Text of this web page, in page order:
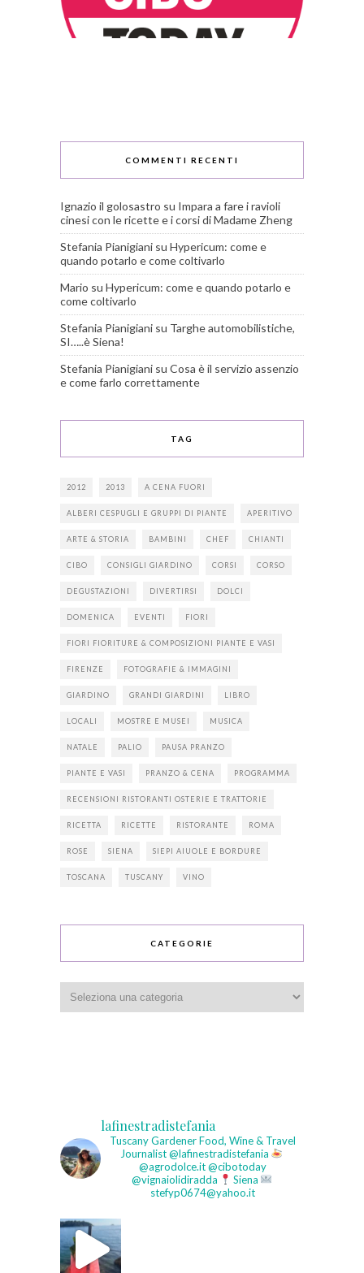
COMMENTI RECENTI
Ignazio il golosastro su Impara a fare i ravioli
cinesi con le ricette e i corsi di Madame Zheng
Stefania Pianigiani su Hypericum: come e
quando potarlo e come coltivarlo
Mario su Hypericum: come e quando potarlo e
come coltivarlo
Stefania Pianigiani su Targhe automobilistiche,
SI…..è Siena!
Stefania Pianigiani su Cosa è il servizio assenzio
e come farlo correttamente
TAG
2012 2013 A CENA FUORI
ALBERI CESPUGLI E GRUPPI DI PIANTE APERITIVO
ARTE & STORIA BAMBINI CHEF CHIANTI
CIBO CONSIGLI GIARDINO CORSI CORSO
DEGUSTAZIONI DIVERTIRSI DOLCI
DOMENICA EVENTI FIORI
FIORI FIORITURE & COMPOSIZIONI PIANTE E VASI
FIRENZE FOTOGRAFIE & IMMAGINI
GIARDINO GRANDI GIARDINI LIBRO
LOCALI MOSTRE E MUSEI MUSICA
NATALE PALIO PAUSA PRANZO
PIANTE E VASI PRANZO & CENA PROGRAMMA
RECENSIONI RISTORANTI OSTERIE E TRATTORIE
RICETTA RICETTE RISTORANTE ROMA
ROSE SIENA SIEPI AIUOLE E BORDURE
TOSCANA TUSCANY VINO
CATEGORIE
lafinestradistefania
Tuscany GardenerFood, Wine & Travel
Journalist@lafinestradistefania
@agrodolce.it @cibotoday
@vignaiolidiradda
Siena
stefyp0674@yahoo.it